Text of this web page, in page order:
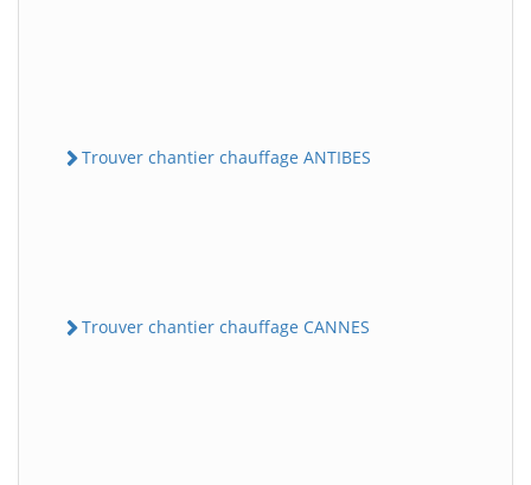
Trouver chantier chauffage ANTIBES
Trouver chantier chauffage CANNES